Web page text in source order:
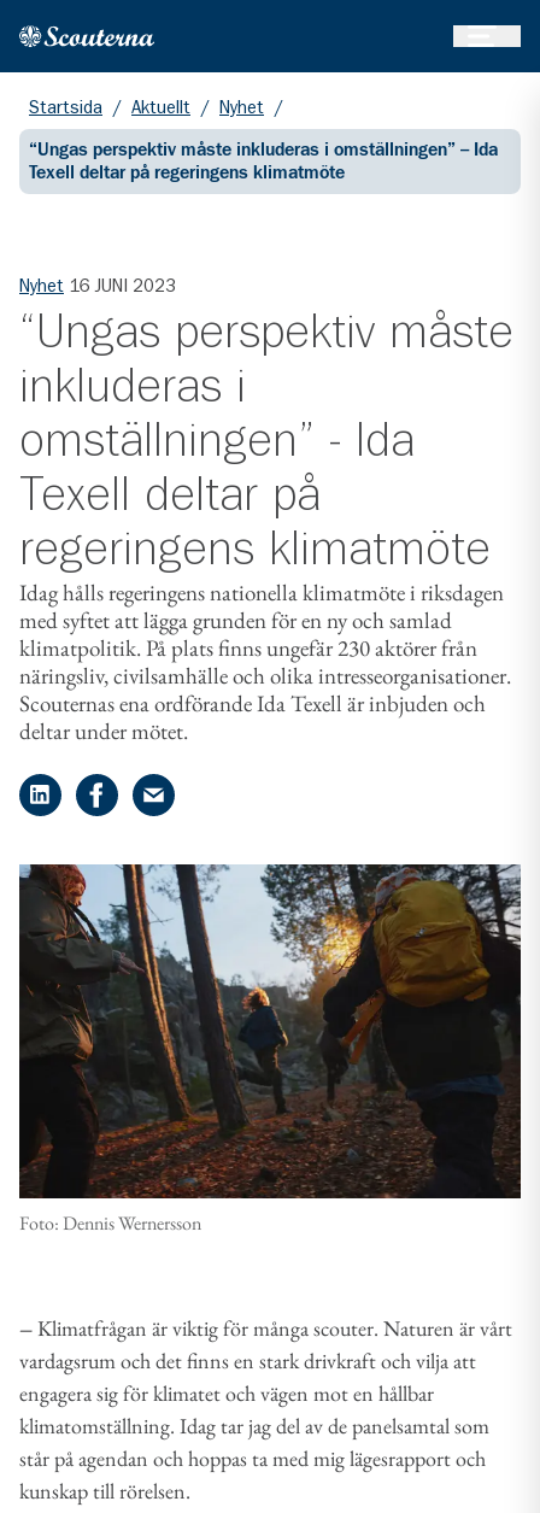
Hem
Startsida / Aktuellt / Nyhet /
“Ungas perspektiv måste inkluderas i omställningen” – Ida
Texell deltar på regeringens klimatmöte
Nyhet 16 JUNI 2023
“Ungas perspektiv måste
inkluderas i
omställningen” - Ida
Texell deltar på
regeringens klimatmöte
Idag hålls regeringens nationella klimatmöte i riksdagen
med syftet att lägga grunden för en ny och samlad
klimatpolitik. På plats finns ungefär 230 aktörer från
näringsliv, civilsamhälle och olika intresseorganisationer.
Scouternas ena ordförande Ida Texell är inbjuden och
deltar under mötet.
Dela på LinkedIn
Dela på Facebook
Dela på e-post
Foto: Dennis Wernersson
–Klimatfrågan är viktig för många scouter. Naturen är vårt
vardagsrum och det finns en stark drivkraft och vilja att
engagera sig för klimatet och vägen mot en hållbar
klimatomställning. Idag tar jag del av de panelsamtal som
står på agendan och hoppas ta med mig lägesrapport och
kunskap till rörelsen.